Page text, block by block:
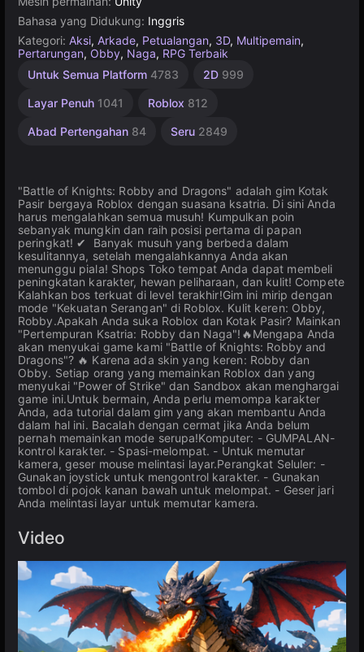
Bahasa yang Didukung: Inggris
Kategori: Aksi, Arkade, Petualangan, 3D, Multipemain,
Pertarungan, Obby, Naga, RPG Terbaik
Untuk Semua Platform 4783 2D 999
Layar Penuh 1041 Roblox 812
Abad Pertengahan 84 Seru 2849
Arena
Mengumpulkan
Desktop
Indie
1220
Kotak
414
Bangunan
Rekomendasi
Rusia
Dunia
382
Piksel
Online
5024
Unity
3175
Aksi
46
"Battle of Knights: Robby and Dragons" adalah gim Kotak
Pasir bergaya Roblox dengan suasana ksatria. Di sini Anda
harus mengalahkan semua musuh! Kumpulkan poin
sebanyak mungkin dan raih posisi pertama di papan
peringkat! ✔ ️ Banyak musuh yang berbeda dalam
kesulitannya, setelah mengalahkannya Anda akan
menunggu piala! Shops Toko tempat Anda dapat membeli
peningkatan karakter, hewan peliharaan, dan kulit! Compete
Kalahkan bos terkuat di level terakhir!Gim ini mirip dengan
mode "Kekuatan Serangan" di Roblox. Kulit keren: Obby,
Robby.Apakah Anda suka Roblox dan Kotak Pasir? Mainkan
"Pertempuran Ksatria: Robby dan Naga"!🔥Mengapa Anda
akan menyukai game kami "Battle of Knights: Robby and
Dragons"? 🔥 Karena ada skin yang keren: Robby dan
Obby. Setiap orang yang memainkan Roblox dan yang
menyukai "Power of Strike" dan Sandbox akan menghargai
game ini.Untuk bermain, Anda perlu memompa karakter
Anda, ada tutorial dalam gim yang akan membantu Anda
dalam hal ini. Bacalah dengan cermat jika Anda belum
pernah memainkan mode serupa!Komputer: - GUMPALAN-
kontrol karakter. - Spasi-melompat. - Untuk memutar
kamera, geser mouse melintasi layar.Perangkat Seluler: -
Gunakan joystick untuk mengontrol karakter. - Gunakan
tombol di pojok kanan bawah untuk melompat. - Geser jari
Anda melintasi layar untuk memutar kamera.
Video